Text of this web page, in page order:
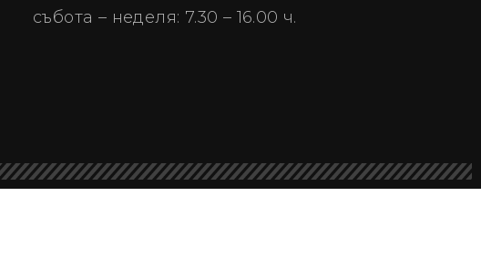
събота – неделя: 7.30 – 16.00 ч.